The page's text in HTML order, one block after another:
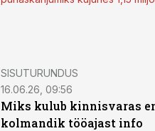
ST
SISUTURUNDUS
16.06.26, 09:56
Miks kulub kinnisvaras
kolmandik tööajast info